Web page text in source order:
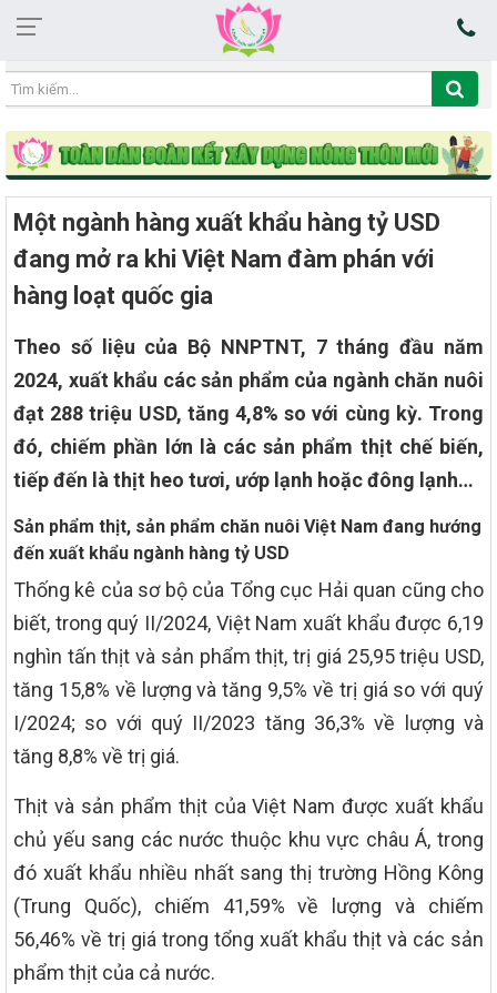
22:32:52 06/08/2026
Một ngành hàng xuất khẩu hàng tỷ USD
đang mở ra khi Việt Nam đàm phán với
hàng loạt quốc gia
Theo số liệu của Bộ NNPTNT, 7 tháng đầu năm
2024, xuất khẩu các sản phẩm của ngành chăn nuôi
đạt 288 triệu USD, tăng 4,8% so với cùng kỳ. Trong
đó, chiếm phần lớn là các sản phẩm thịt chế biến,
tiếp đến là thịt heo tươi, ướp lạnh hoặc đông lạnh…
Sản phẩm thịt, sản phẩm chăn nuôi Việt Nam đang hướng
đến xuất khẩu ngành hàng tỷ USD
Thống kê của sơ bộ của Tổng cục Hải quan cũng cho
biết, trong quý II/2024, Việt Nam xuất khẩu được 6,19
nghìn tấn thịt và sản phẩm thịt, trị giá 25,95 triệu USD,
tăng 15,8% về lượng và tăng 9,5% về trị giá so với quý
I/2024; so với quý II/2023 tăng 36,3% về lượng và
tăng 8,8% về trị giá.
Thịt và sản phẩm thịt của Việt Nam được xuất khẩu
chủ yếu sang các nước thuộc khu vực châu Á, trong
đó xuất khẩu nhiều nhất sang thị trường Hồng Kông
(Trung Quốc), chiếm 41,59% về lượng và chiếm
56,46% về trị giá trong tổng xuất khẩu thịt và các sản
phẩm thịt của cả nước.